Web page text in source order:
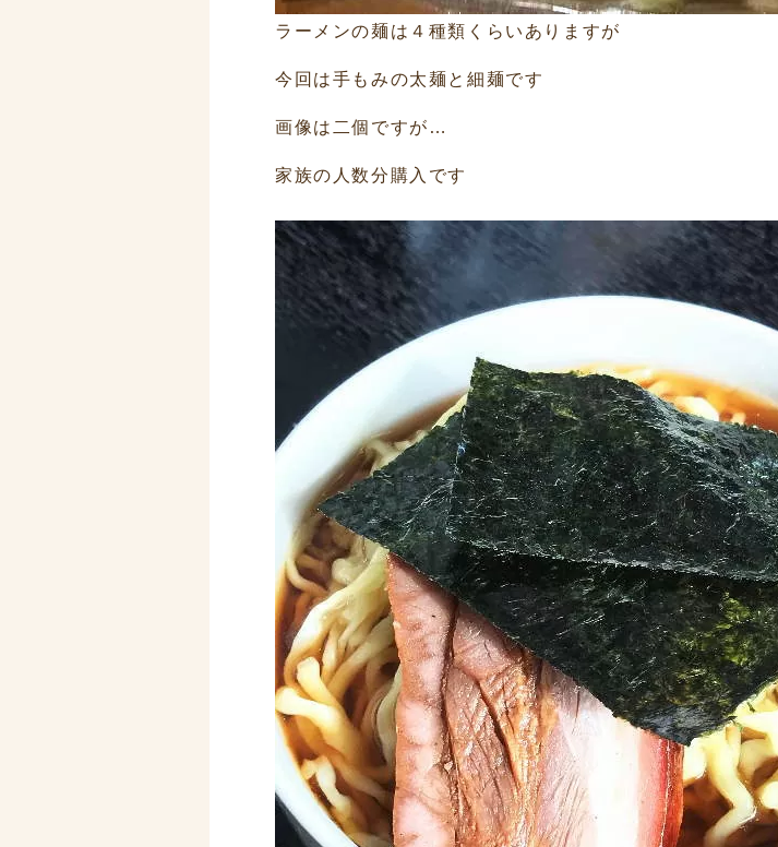
ラーメンの麺は４種類くらいありますが
今回は手もみの太麺と細麺です
画像は二個ですが…
家族の人数分購入です